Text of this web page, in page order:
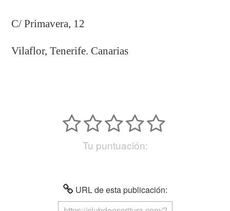
C/ Primavera, 12
Vilaflor, Tenerife. Canarias
Tu puntuación:
URL de esta publicación: